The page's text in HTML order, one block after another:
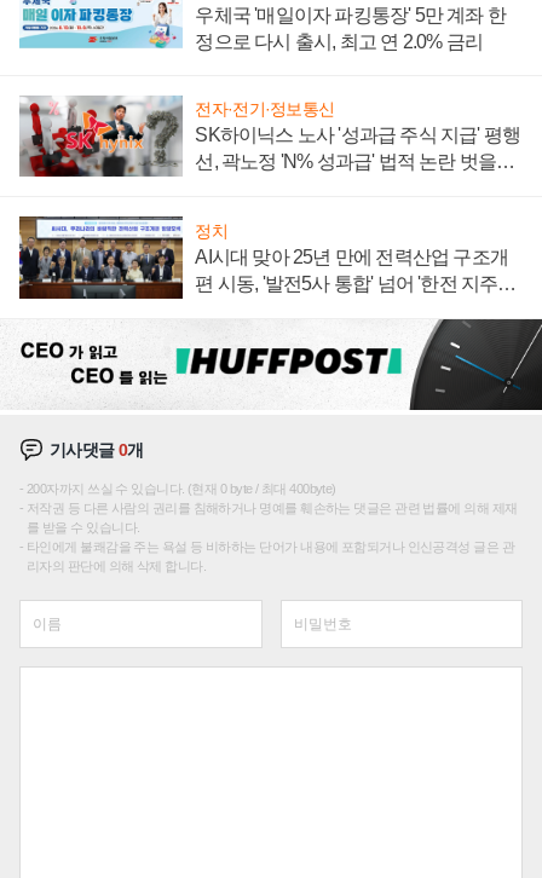
우체국 '매일이자 파킹통장' 5만 계좌 한
정으로 다시 출시, 최고 연 2.0% 금리
전자·전기·정보통신
SK하이닉스 노사 '성과급 주식 지급' 평행
선, 곽노정 'N% 성과급' 법적 논란 벗을지
정치
AI시대 맞아 25년 만에 전력산업 구조개
편 시동, '발전5사 통합' 넘어 '한전 지주사'
기사댓글0개
200자까지 쓰실 수 있습니다. (현재 0 byte / 최대 400byte)
저작권 등 다른 사람의 권리를 침해하거나 명예를 훼손하는 댓글은 관련 법률에 의해 제재
를 받을 수 있습니다.
타인에게 불쾌감을 주는 욕설 등 비하하는 단어가 내용에 포함되거나 인신공격성 글은 관
리자의 판단에 의해 삭제 합니다.